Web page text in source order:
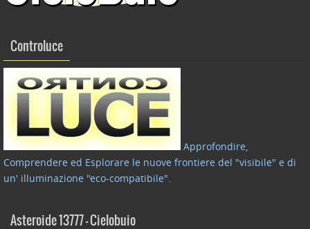
Controluce
Approfondire,
Comprendere ed Esplorare le nuove frontiere del "visibile" e di
un' illuminazione "eco-compatibile".
Asteroide 13777 – Cielobuio